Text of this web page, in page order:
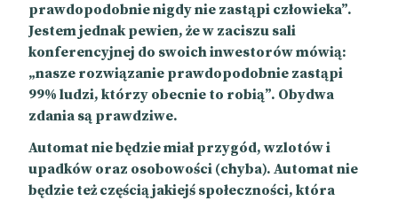
prawdopodobnie nigdy nie zastąpi człowieka”.
Jestem jednak pewien, że w zaciszu sali
konferencyjnej do swoich inwestorów mówią:
„nasze rozwiązanie prawdopodobnie zastąpi
99% ludzi, którzy obecnie to robią”. Obydwa
zdania są prawdziwe.
Automat nie będzie miał przygód, wzlotów i
upadków oraz osobowości (chyba). Automat nie
będzie też częścią jakiejś społeczności, która